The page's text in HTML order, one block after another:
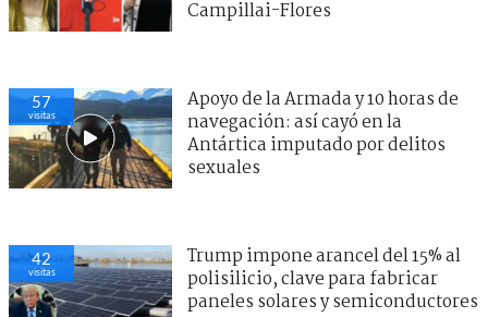
Campillai-Flores
57
visitas
Apoyo de la Armada y 10 horas de
navegación: así cayó en la
Antártica imputado por delitos
sexuales
42
visitas
Trump impone arancel del 15% al
polisilicio, clave para fabricar
paneles solares y semiconductores